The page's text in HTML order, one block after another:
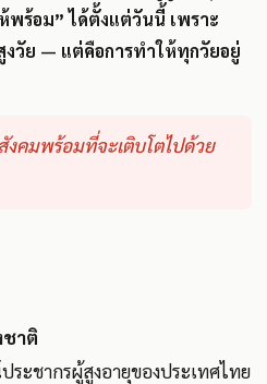
พร้อม” ได้ตั้งแต่วันนี้ เพราะ
วัย — แต่คือการทำให้ทุกวัยอยู่
คมพร้อมที่จะเติบโตไปด้วย
าติ
ระชากรผู้สูงอายุของประเทศไทย